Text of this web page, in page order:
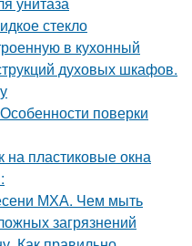
стекло
в кухонный
духовых шкафов.
поверки
на пластиковые окна
МХА. Чем мыть
загрязнений